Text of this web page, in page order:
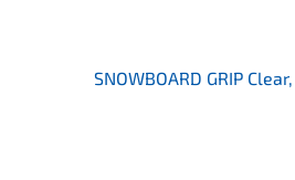
SNOWBOARD GRIP